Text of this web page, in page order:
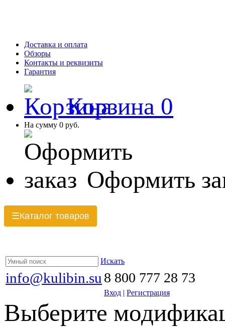
Доставка и оплата
Обзоры
Контакты и реквизиты
Гарантия
Корзина 0
На сумму 0 руб.
Оформить
☰Каталог товаров
Искать
info@kulibin.su 8 800 777 28 73
Вход | Регистрация
Выберите